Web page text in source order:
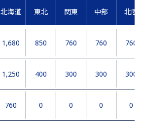
北海道 東北 関東 中部 北陸
1,680 850 760 760 760
1,250 400 300 300 300
760 0 0 0 0